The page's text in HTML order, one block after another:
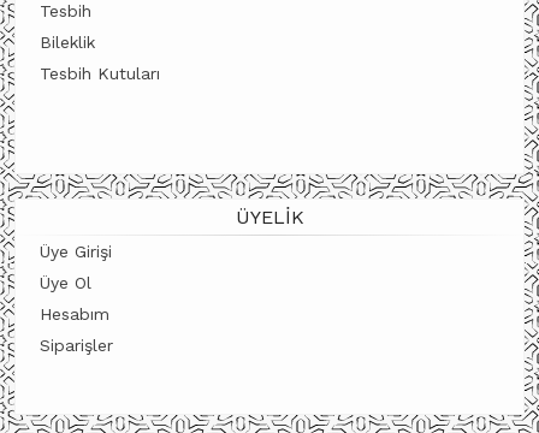
Tesbih
Bileklik
Tesbih Kutuları
ÜYELIK
Üye Girişi
Üye Ol
Hesabım
Siparişler